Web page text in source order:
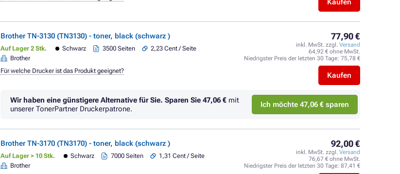
Kaufen
Brother TN-3130 (TN3130) - toner, black (schwarz )
Auf Lager 2 Stk. Schwarz 3500 Seiten
2,23 Cent / Seite
Brother
77,90 €
inkl. MwSt. zzgl. Versand
64,92 € ohne MwSt.
Niedrigster Preis der letzten 30 Tage: 75,78 €
Kaufen
Für welche Drucker ist das Produkt geeignet?
Wir haben eine günstigere Alternative für Sie. Sparen Sie 47,06 € mit
unserer TonerPartner Druckerpatrone.
Ich möchte 47,06 € sparen
Brother TN-3170 (TN3170) - toner, black (schwarz )
Auf Lager > 10 Stk. Schwarz 7000 Seiten
1,31 Cent / Seite
Brother
92,00 €
inkl. MwSt. zzgl. Versand
76,67 € ohne MwSt.
Niedrigster Preis der letzten 30 Tage: 87,41 €